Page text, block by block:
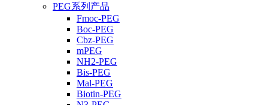
PEG系列产品
Fmoc-PEG
Boc-PEG
Cbz-PEG
mPEG
NH2-PEG
Bis-PEG
Mal-PEG
Biotin-PEG